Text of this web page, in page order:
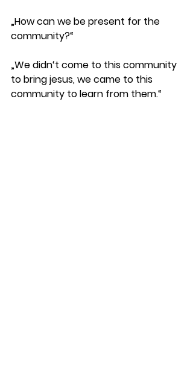
„How can we be present for the
community?“
„We didn‘t come to this community
to bring jesus, we came to this
community to learn from them.“